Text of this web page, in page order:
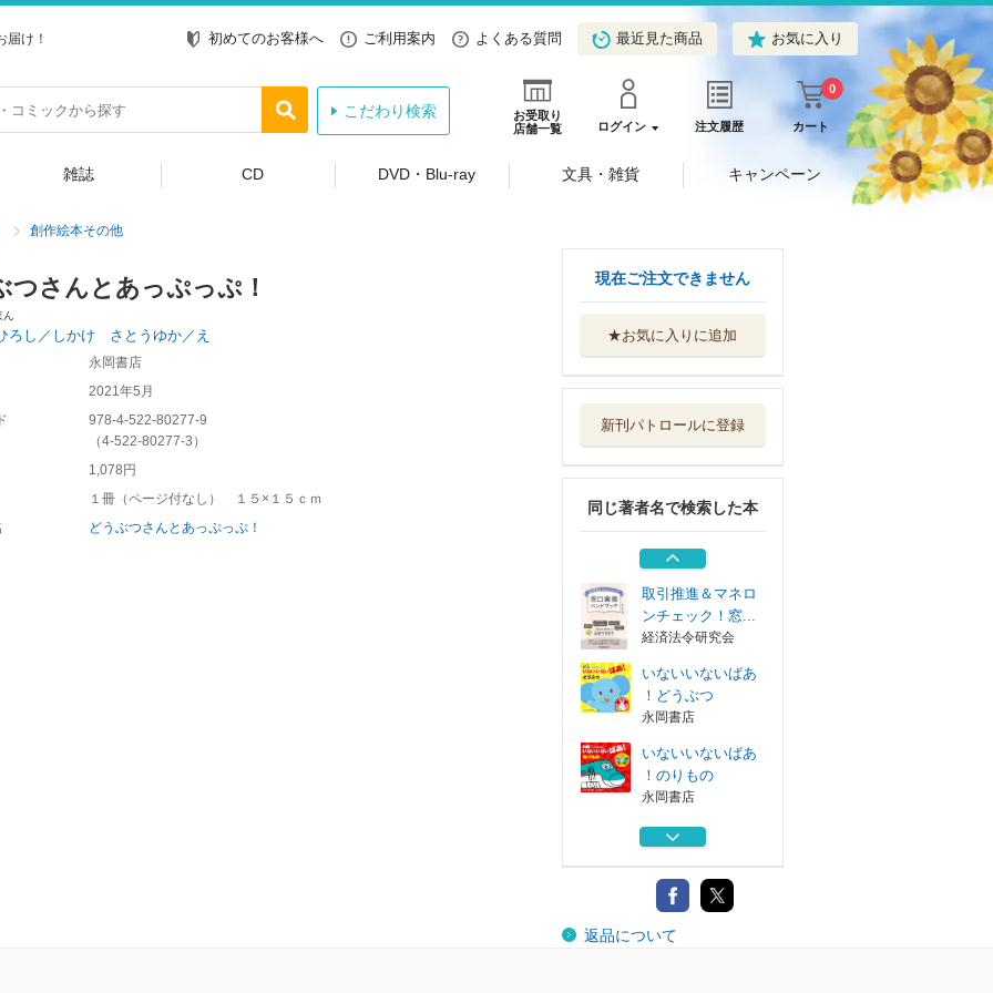
け！ 初めてのお客様へ ご利用案内 よくある質問 最近見た商品 お気に入り
お受取り
店舗一覧
ログイン 注文履歴 カート
0
こだわり検索
雑誌 CD DVD・Blu-ray 文具・雑貨 キャンペーン
創作絵本その他
つさんとあっぷっぷ！
ん
ろし／しかけ さとうゆか／え
永岡書店
2021年5月
978-4-522-80277-9
（4-522-80277-3 ）
1,078円
１冊（ページ付なし） １５×１５ｃｍ
どうぶつさんとあっぷっぷ！
現在ご注文できません
★お気に入りに追加
新刊パトロールに登録
同じ著者名で検索した本
いないいないばあ
！のりもの
「相手が動いてく
同文舘出版
キッチンに住みた
い ２
オーバーラップ
取引推進＆マネロ
ンチェック！窓...
経済法令研究会
いないいないばあ
！どうぶつ
永岡書店
いないいないばあ
！のりもの
永岡書店
「相手が動いてく
同文舘出版
キッチンに住みた
い ２
返品について